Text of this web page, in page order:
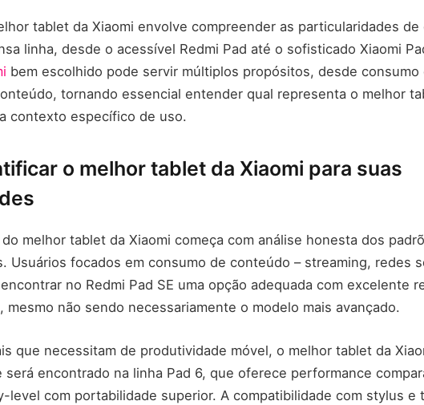
tablet da Xiaomi envolve compreender as particularidades de
linha, desde o acessível Redmi Pad até o sofisticado Xiaomi
bem escolhido pode servir múltiplos propósitos, desde consumo
tornando essencial entender qual representa o melhor
contexto específico de uso.
o melhor tablet da Xiaomi para suas
melhor tablet da Xiaomi começa com análise honesta dos
Usuários focados em consumo de conteúdo – streaming, redes
no Redmi Pad SE uma opção adequada com excelente
não sendo necessariamente o modelo mais avançado.
que necessitam de produtividade móvel, o melhor tablet da
encontrado na linha Pad 6, que oferece performance
level com portabilidade superior. A compatibilidade com stylus e